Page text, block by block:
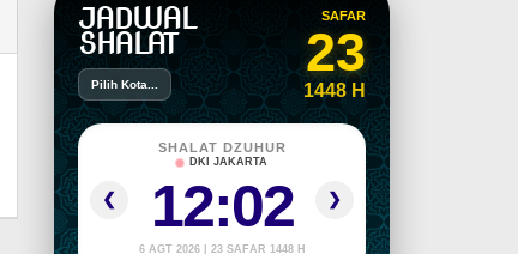
JADWAL
SHALAT
Pilih Kota...
SAFAR
23
1448 H
❮
SHALAT DZUHUR
DKI JAKARTA
12:02
6 AGT 2026 | 23 SAFAR 1448 H
❯